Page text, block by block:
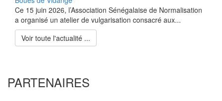
Ce 15 juin 2026, l’Association Sénégalaise de Normalisation
a organisé un atelier de vulgarisation consacré aux...
Voir toute l'actualité ...
PARTENAIRES